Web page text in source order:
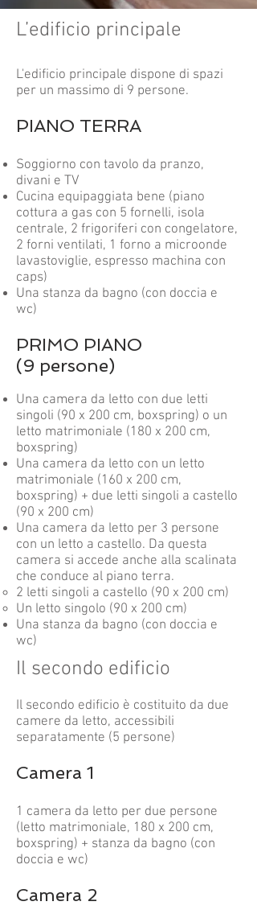
L’edificio principale
L'edificio principale dispone di spazi
per un massimo di 9 persone.
PIANO TERRA
Soggiorno con tavolo da pranzo,
divani e TV
Cucina equipaggiata bene (piano
cottura a gas con 5 fornelli, isola
centrale, 2 frigoriferi con congelatore,
2 forni ventilati, 1 forno a microonde
lavastoviglie, espresso machina con
caps)
Una stanza da bagno (con doccia e
wc)
PRIMO PIANO
(9 persone)
Una camera da letto con due letti
singoli (90 x 200 cm, boxspring) o un
letto matrimoniale (180 x 200 cm,
boxspring)
Una camera da letto con un letto
matrimoniale (160 x 200 cm,
boxspring) + due letti singoli a castello
(90 x 200 cm)
Una camera da letto per 3 persone
con un letto a castello. Da questa
camera si accede anche alla scalinata
che conduce al piano terra.
2 letti singoli a castello (90 x 200 cm)
Un letto singolo (90 x 200 cm)
Una stanza da bagno (con doccia e
wc)
Il secondo edificio
Il secondo edificio è costituito da due
camere da letto, accessibili
separatamente (5 persone)
Camera 1
1 camera da letto per due persone
(letto matrimoniale, 180 x 200 cm,
boxspring) + stanza da bagno (con
doccia e wc)
Camera 2